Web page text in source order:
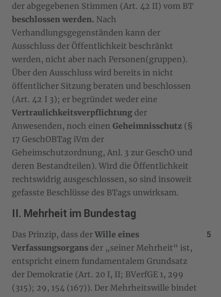
der abgegebenen Stimmen (Art. 42 II) vom BT
beschlossen werden. Nach
Verhandlungsgegenständen kann der
Ausschluss der Öffentlichkeit beschränkt
werden, nicht aber nach Personen(gruppen).
Über den Ausschluss wird bereits in nicht
öffentlicher Sitzung beraten und beschlossen
(Art. 42 I 3); er begründet weder eine
Vertraulichkeitsverpflichtung der
Anwesenden, noch einen Geheimnisschutz (§
17 GeschOBTag iVm der
Geheimschutzordnung, Anl. 3 zur GeschO und
deren Bestandteilen). Wird die Öffentlichkeit
rechtswidrig ausgeschlossen, so sind insoweit
gefasste Beschlüsse des BTags unwirksam.
II. Mehrheit im Bundestag
Das Prinzip, dass der Wille eines
Verfassungsorgans der „seiner Mehrheit“ ist,
entspricht einem fundamentalem Grundsatz
der Demokratie (Art. 20 I, II; BVerfGE 1, 299
(315); 29, 154 (167)). Der Mehrheitswille bindet